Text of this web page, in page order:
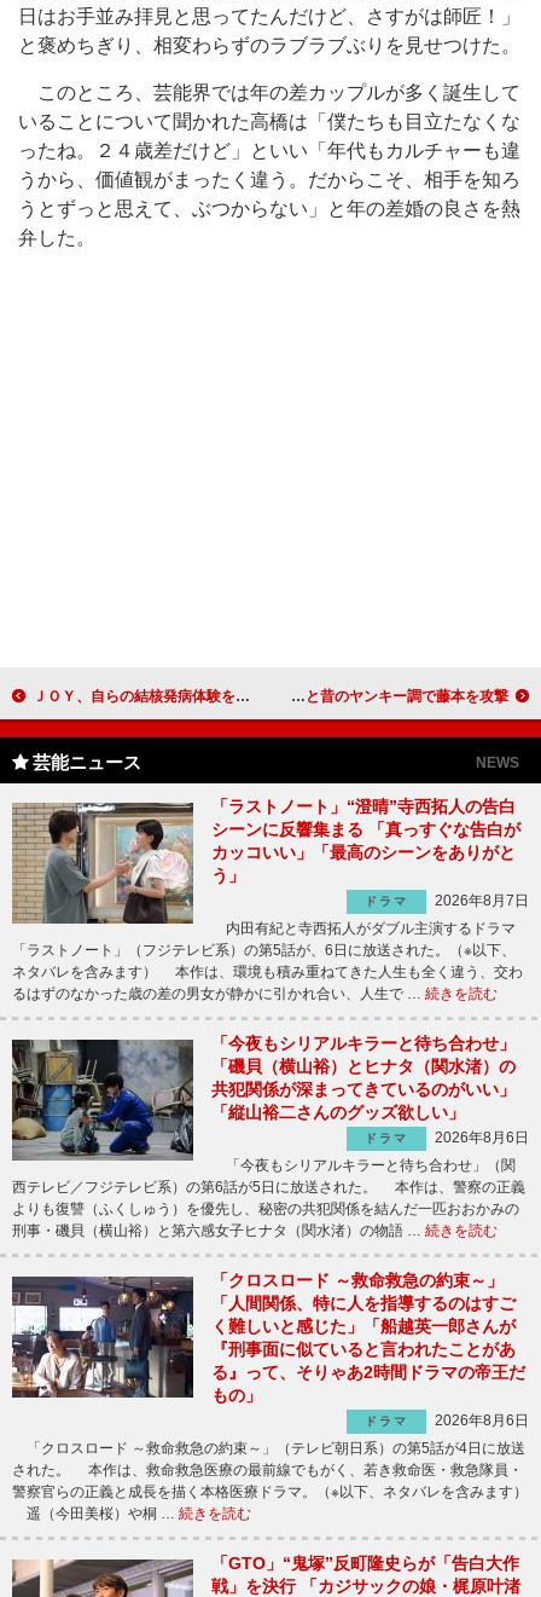
日はお手並み拝見と思ってたんだけど、さすがは師匠！」
と褒めちぎり、相変わらずのラブラブぶりを見せつけた。
このところ、芸能界では年の差カップルが多く誕生して
いることについて聞かれた高橋は「僕たちも目立たなくな
ったね。２４歳差だけど」といい「年代もカルチャーも違
うから、価値観がまったく違う。だからこそ、相手を知ろ
うとずっと思えて、ぶつからない」と年の差婚の良さを熱
弁した。
ＪＯＹ、自らの結核発病体験を語る 「ストップ結核ボランティア大使」に就任 ユッキーナ「ほかの男の子はもういい」と夫一筋宣言 けんかになると昔のヤンキー調で藤本を攻撃
芸能ニュース NEWS
「ラストノート」“澄晴”寺西拓人の告白
シーンに反響集まる 「真っすぐな告白が
カッコいい」「最高のシーンをありがと
う」
ドラマ
2026年8月7日
内田有紀と寺西拓人がダブル主演するドラマ
「ラストノート」（フジテレビ系）の第5話が、6日に放送された。（※以下、
ネタバレを含みます） 本作は、環境も積み重ねてきた人生も全く違う、交わ
るはずのなかった歳の差の男女が静かに引かれ合い、人生で … 続きを読む
「今夜もシリアルキラーと待ち合わせ」
「磯貝（横山裕）とヒナタ（関水渚）の
共犯関係が深まってきているのがいい」
「縦山裕二さんのグッズ欲しい」
ドラマ
2026年8月6日
「今夜もシリアルキラーと待ち合わせ」（関
西テレビ／フジテレビ系）の第6話が5日に放送された。 本作は、警察の正義
よりも復讐（ふくしゅう）を優先し、秘密の共犯関係を結んだ一匹おおかみの
刑事・磯貝（横山裕）と第六感女子ヒナタ（関水渚）の物語 … 続きを読む
「クロスロード ～救命救急の約束～」
「人間関係、特に人を指導するのはすご
く難しいと感じた」「船越英一郎さんが
『刑事面に似ていると言われたことがあ
る』って、そりゃあ2時間ドラマの帝王だ
もの」
ドラマ
2026年8月6日
「クロスロード ～救命救急の約束～」（テレビ朝日系）の第5話が4日に放送
された。 本作は、救命救急医療の最前線でもがく、若き救命医・救急隊員・
警察官らの正義と成長を描く本格医療ドラマ。（※以下、ネタバレを含みます）
遥（今田美桜）や桐 … 続きを読む
「GTO」“鬼塚”反町隆史らが「告白大作
戦」を決行 「カジサックの娘・梶原叶渚